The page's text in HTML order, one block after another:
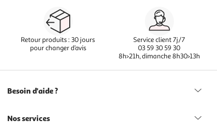
Retour produits : 30 jours
pour changer d’avis
Service client 7j/7
03 59 30 59 30
8h>21h, dimanche 8h30>13h
Besoin d'aide ?
Nos services